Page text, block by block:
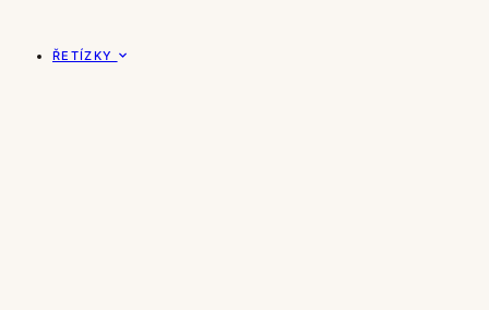
ŘETÍZKY